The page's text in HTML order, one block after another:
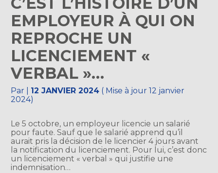
EMPLOYEUR À QUI ON
REPROCHE UN
LICENCIEMENT «
VERBAL »…
Par 12 JANVIER 2024 ( Mise à jour 12 janvier
2024)
Le 5 octobre, un employeur licencie un salarié
pour faute. Sauf que le salarié apprend qu’il
aurait pris la décision de le licencier 4 jours avant
la notification du licenciement. Pour lui, c’est donc
un licenciement « verbal » qui justifie une
indemnisation…